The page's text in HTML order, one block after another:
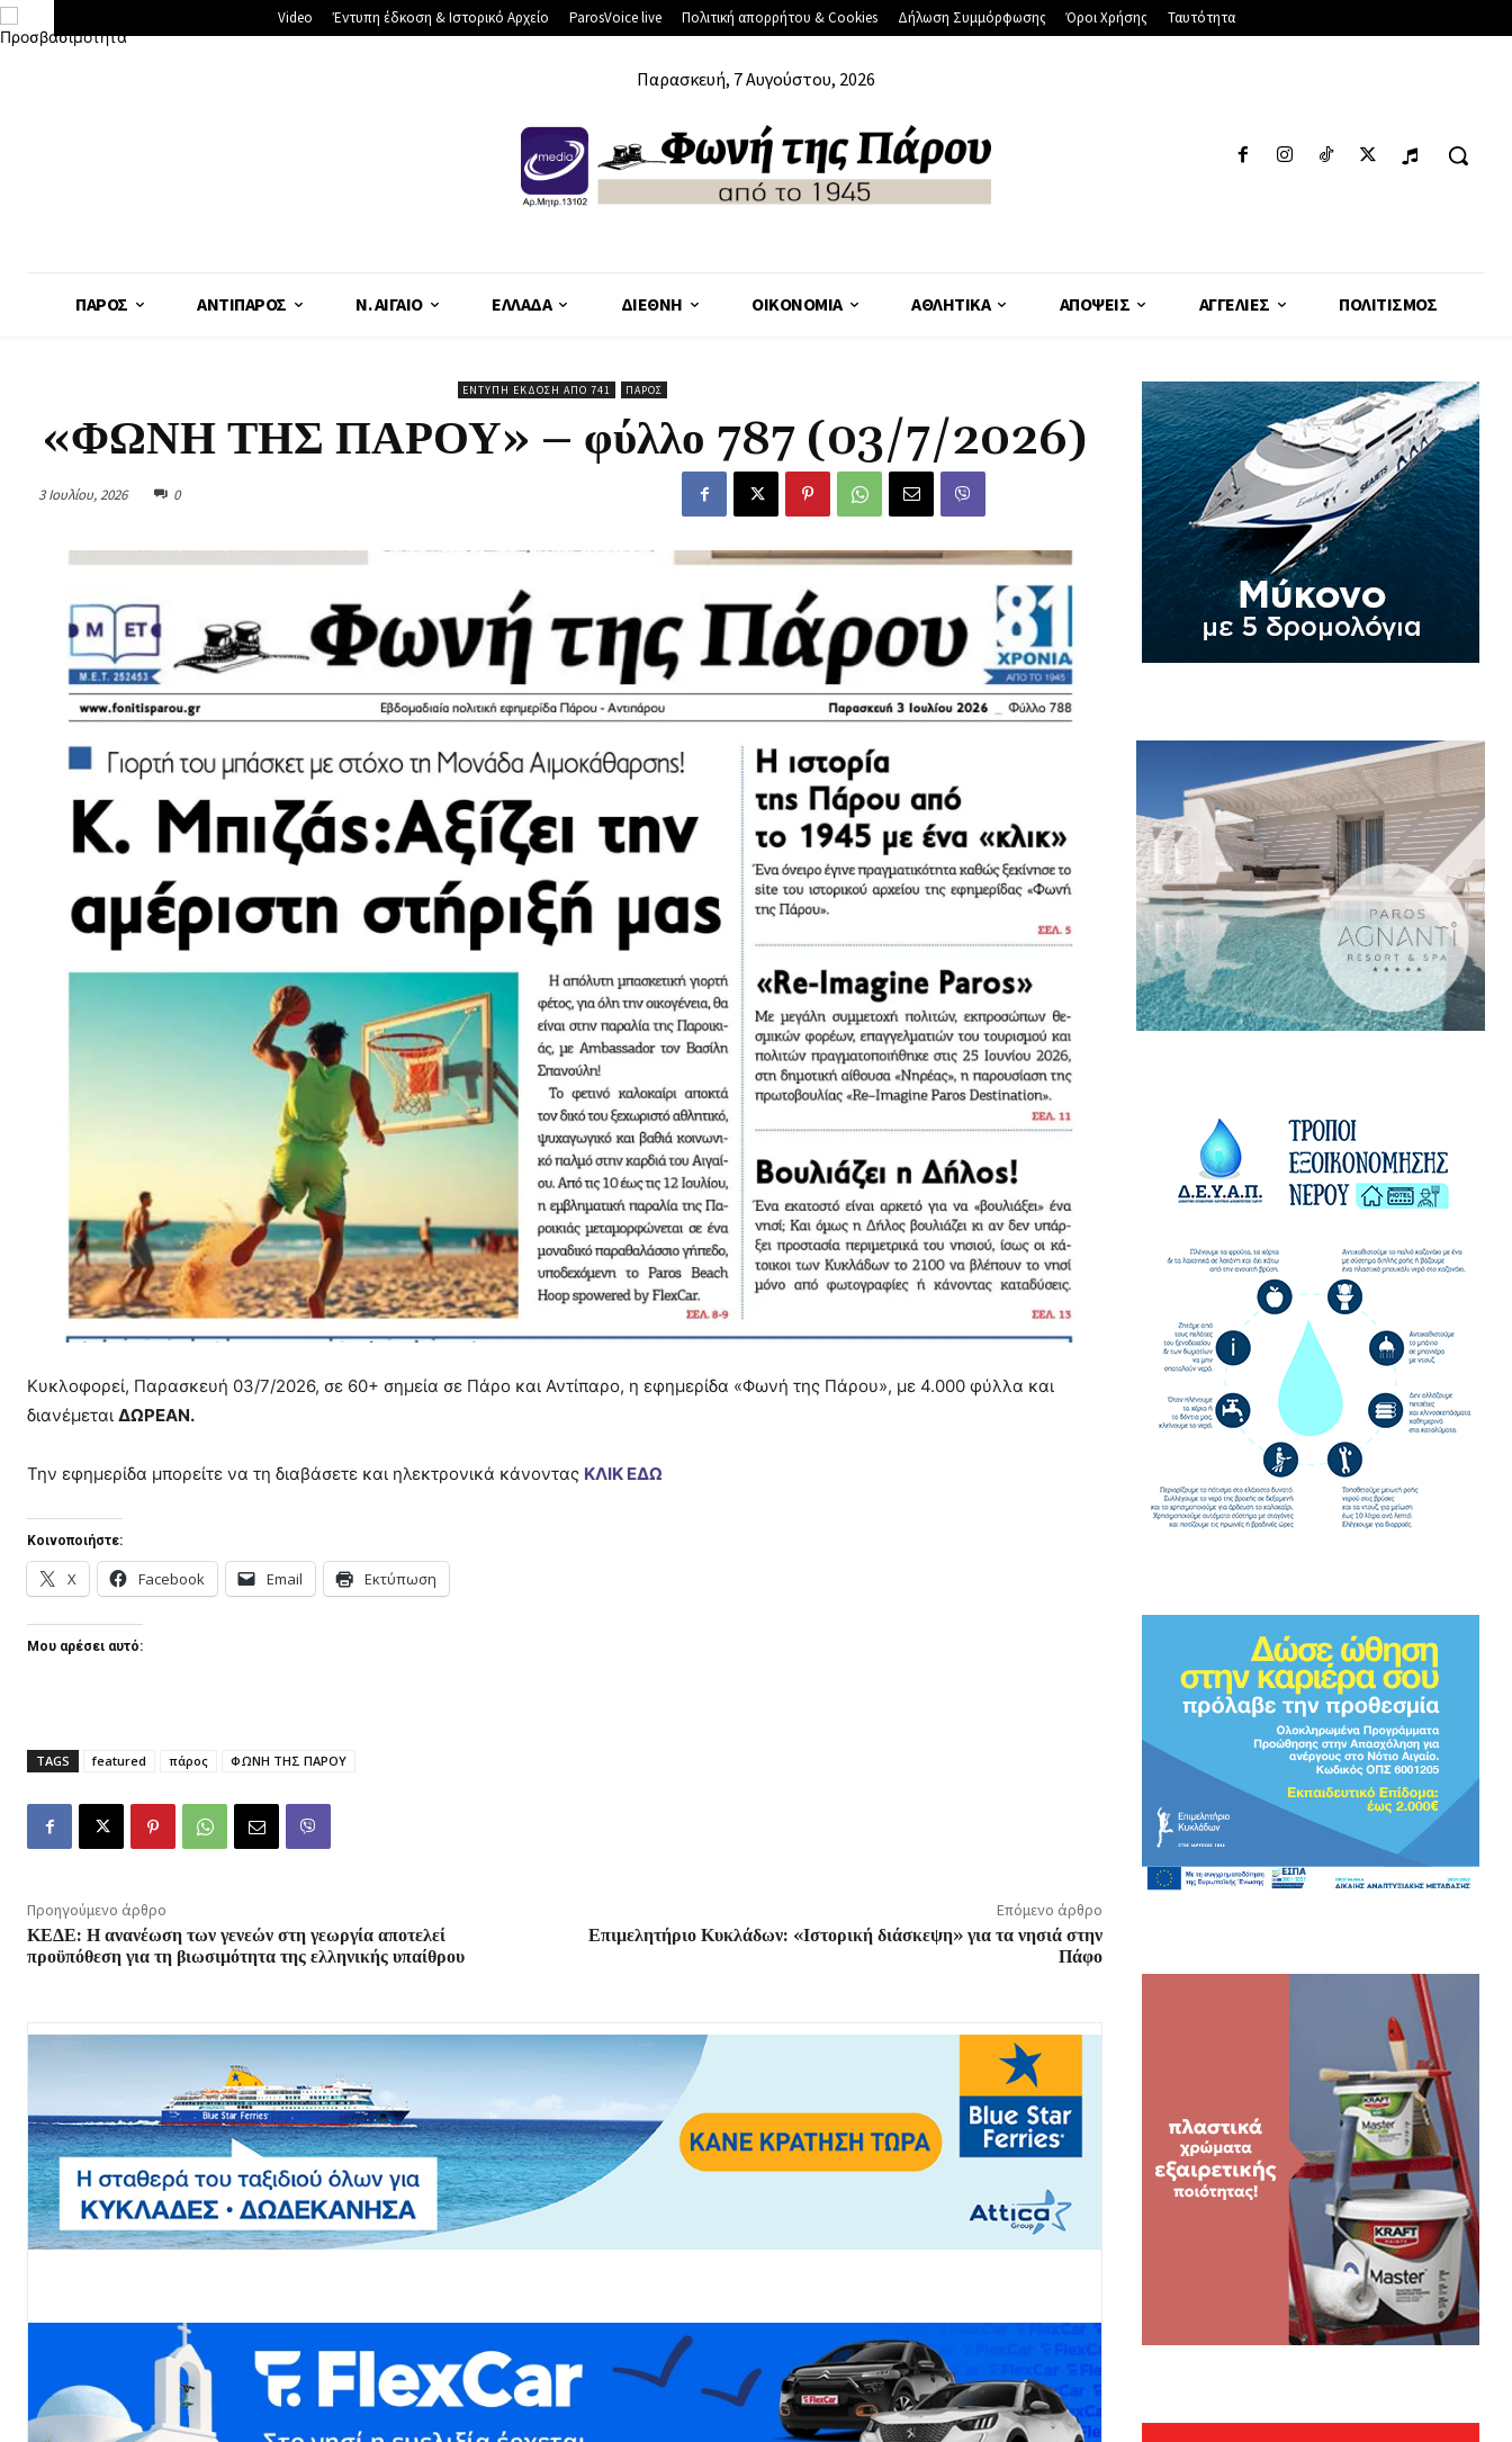
Video Έντυπη έδκοση & Ιστορικό Αρχείο ParosVoice live Πολιτική απορρήτου & Cookies Δήλωση Συμμόρφωσης Όροι Χρήσης Ταυτότητα
Παρασκευή, 7 Αυγούστου, 2026
ΠΆΡΟΣ ΑΝΤΊΠΑΡΟΣ Ν. ΑΙΓΑΊΟ ΕΛΛΆΔΑ ΔΙΕΘΝΉ ΟΙΚΟΝΟΜΊΑ ΑΘΛΗΤΙΚΆ ΑΠΌΨΕΙΣ ΑΓΓΕΛΊΕΣ ΠΟΛΙΤΙΣΜΌΣ
ΈΝΤΥΠΗ ΈΚΔΟΣΗ ΑΠΌ 741 ΠΆΡΟΣ
«ΦΩΝΗ ΤΗΣ ΠΑΡΟΥ» – φύλλο 787 (03/7/2026)
3 Ιουλίου, 2026 0
Κυκλοφορεί, Παρασκευή 03/7/2026, σε 60+ σημεία σε Πάρο και Αντίπαρο, η εφημερίδα «Φωνή της Πάρου», με 4.000 φύλλα και
διανέμεται ΔΩΡΕΑΝ.
Την εφημερίδα μπορείτε να τη διαβάσετε και ηλεκτρονικά κάνοντας ΚΛΙΚ ΕΔΩ
Κοινοποιήστε:
X Facebook Email Εκτύπωση
Μου αρέσει αυτό:
TAGS featured πάρος ΦΩΝΗ ΤΗΣ ΠΑΡΟΥ
Προηγούμενο άρθρο
ΚΕΔΕ: Η ανανέωση των γενεών στη γεωργία αποτελεί
προϋπόθεση για τη βιωσιμότητα της ελληνικής υπαίθρου
Επόμενο άρθρο
Επιμελητήριο Κυκλάδων: «Ιστορική διάσκεψη» για τα νησιά στην
Πάφο